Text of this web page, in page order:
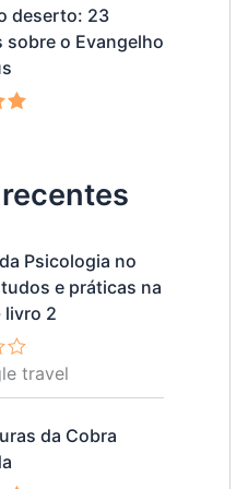
deserto: 23
sobre o Evangelho
Psicologia no
e práticas na
livro 2
travel
da Cobra